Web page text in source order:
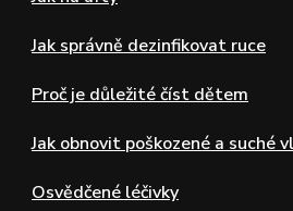
Jak správně dezinfikovat ruce
Proč je důležité číst dětem
Jak obnovit poškozené a suché
Osvědčené léčivky